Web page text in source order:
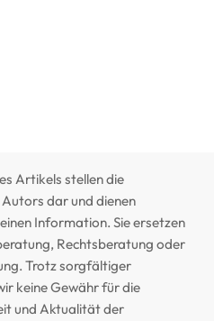
Artikels stellen die
dar und dienen
Information. Sie ersetzen
Rechtsberatung oder
Trotz sorgfältiger
keine Gewähr für die
und Aktualität der